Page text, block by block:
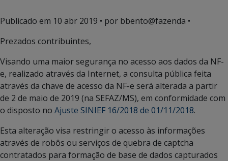
Publicado em 10 abr 2019 • por bbento@fazenda •
Prezados contribuintes,
Visando uma maior segurança no acesso aos dados da NF-
e, realizado através da Internet, a consulta pública feita
através da chave de acesso da NF-e será alterada a partir
de 2 de maio de 2019 (na SEFAZ/MS), em conformidade com
o disposto no Ajuste SINIEF 16/2018 de 01/11/2018.
Esta alteração visa restringir o acesso às informações
através de robôs ou serviços de quebra de captcha
contratados para formação de base de dados capturados